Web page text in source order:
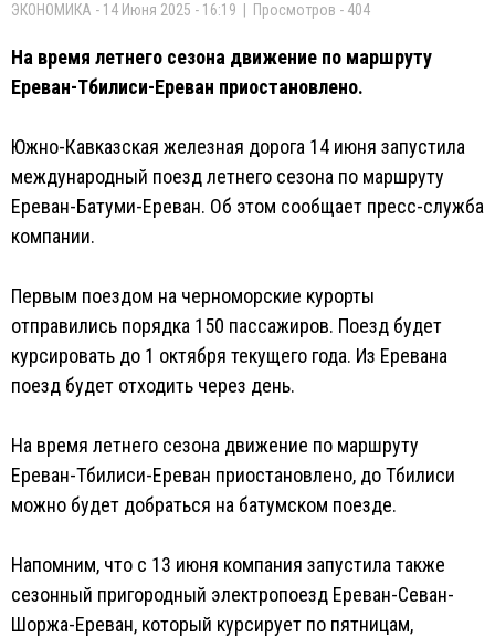
ЭКОНОМИКА - 14 Июня 2025 - 16:19 | Просмотров - 404
На время летнего сезона движение по маршруту
Ереван-Тбилиси-Ереван приостановлено.
Южно-Кавказская железная дорога 14 июня запустила
международный поезд летнего сезона по маршруту
Ереван-Батуми-Ереван. Об этом сообщает пресс-служба
компании.
Первым поездом на черноморские курорты
отправились порядка 150 пассажиров. Поезд будет
курсировать до 1 октября текущего года. Из Еревана
поезд будет отходить через день.
На время летнего сезона движение по маршруту
Ереван-Тбилиси-Ереван приостановлено, до Тбилиси
можно будет добраться на батумском поезде.
Напомним, что с 13 июня компания запустила также
сезонный пригородный электропоезд Ереван-Севан-
Шоржа-Ереван, который курсирует по пятницам,